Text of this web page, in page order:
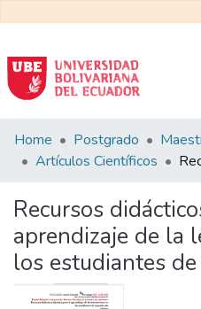
Communities
&
All of DSpace
Statistics
Home Postgrado
Artículos Científicos
Recursos
aprendizaje de la
los estudiantes